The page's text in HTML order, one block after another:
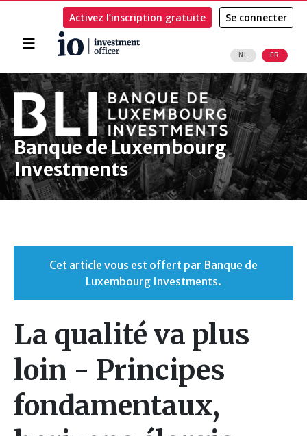
Accueil
NL FR
Activez l’inscription gratuite Se connecter
Rechercher
Banque de Luxembourg
Investments
Cet article vous est offert par Banque de
Luxembourg Investments.
La qualité va plus
loin - Principes
fondamentaux,